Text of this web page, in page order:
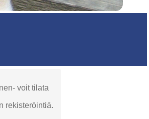
voit tilata
rekisteröintiä.